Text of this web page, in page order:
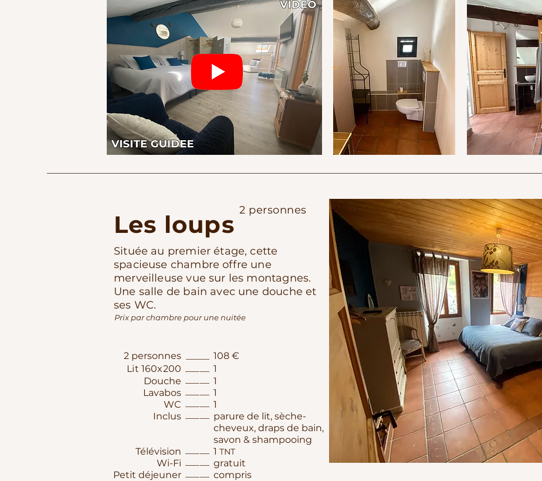
Les loups 2 personnes
Située au premier étage, cette
spacieuse chambre offre une
merveilleuse vue sur les montagnes.
Une salle de bain avec une douche et
ses WC.
Prix par chambre pour une nuitée
2 personnes
Lit 160x200
Douche
Lavabos
WC
Inclus​
Télévision
Wi-Fi
Petit déjeuner
108 €
1
1
1
1
parure de lit, sèche-
cheveux, draps de bain,
savon & shampooing
1 TNT
gratuit
compris